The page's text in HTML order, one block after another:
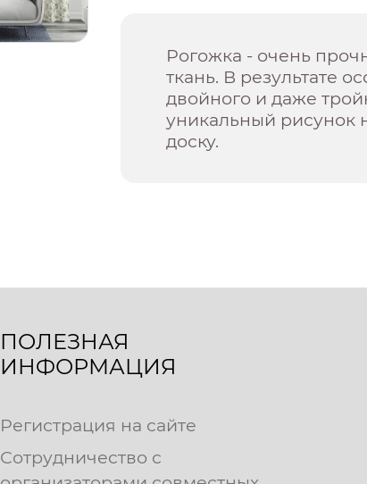
Рогожка - очень
ткань. В результате
двойного и даже
уникальный
доску.
ПОЛЕЗНАЯ
ИНФОРМАЦИЯ
Регистрация на сайте
Сотрудничество с